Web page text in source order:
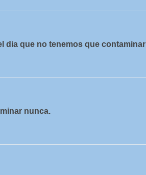
dia que no tenemos que contaminar
nunca.